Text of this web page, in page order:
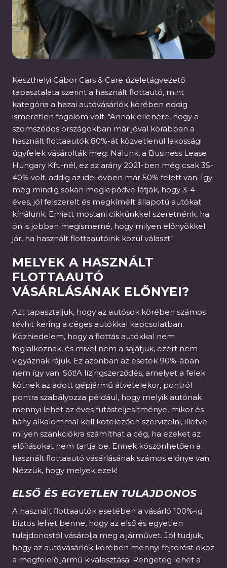
Keszthelyi Gábor Cars & Care üzeletágvezető
tapasztalata szerint a használt flottautó, mint
kategória a hazai autóvásárlók körében eddig
ismeretlen fogalom volt. "Annak ellenére, hogy a
szomszédos országokban már jóval korábban a
használt flottaautók 80%-át közvetlenül lakossági
ügyfelek vásárolták meg. Nálunk, a Business Lease
Hungary Kft.-nél, ez az arány 2021-ben még csak 35-
40% volt, addig az idei évben már 50% felett van. Így
még mindig sokan meglepődve látják, hogy 3-4
éves, jól felszerelt és megkímélt állapotú autókat
kínálunk. Emiatt mostani cikkünkkel szeretnénk, ha
ön is jobban megismerné, hogy milyen előnyökkel
jár, ha használt flottaautóink közül választ."
MELYEK A HASZNÁLT
FLOTTAAUTÓ
VÁSÁRLÁSÁNAK ELŐNYEI?
Azt tapasztaljuk, hogy az autósok körében számos
tévhit kering a céges autókkal kapcsolatban.
Közhiedelem, hogy a flottás autókkal nem
foglalkoznak, és mivel nem a sajátjuk, ezért nem
vigyáznak rájuk. Ez azonban az esetek 90%-ában
nem így van. Sőt!A lízingszerződés, amelyet a felek
kötnek az adott gépjármű átvételekor, pontról
pontra szabályozza például, hogy melyik autónak
mennyi lehet az éves futásteljesítménye, mikor és
hány alkalommal kell kötelezően szervizelni, illetve
milyen szankciókra számíthat a cég, ha ezeket az
előírásokat nem tartja be. Ennek köszönhetően a
használt flottaautó vásárlásának számos előnye van.
Nézzük, hogy melyek ezek!
ELSŐ ÉS EGYETLEN TULAJDONOS
A használt flottaautók esetében a vásárló 100%-ig
biztos lehet benne, hogy az első és egyetlen
tulajdonostól vásárolja meg a járművet. Jól tudjuk,
hogy az autóvásárlók körében mennyi fejtörést okoz
a megfelelő jármű kiválasztása. Rengeteg lehet a